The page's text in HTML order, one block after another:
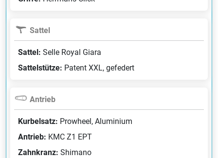
Sattel
Sattel: Selle Royal Giara
Sattelstütze: Patent XXL, gefedert
Antrieb
Kurbelsatz: Prowheel, Aluminium
Antrieb: KMC Z1 EPT
Zahnkranz: Shimano